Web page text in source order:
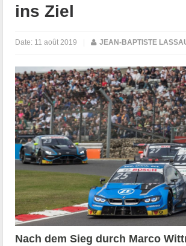
ins Ziel
Date: 11 août 2019 | JEAN-BAPTISTE
Nach dem Sieg durch Marco